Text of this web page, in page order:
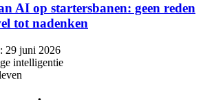
AI op startersbanen: geen reden
tot nadenken
29 juni 2026
intelligentie